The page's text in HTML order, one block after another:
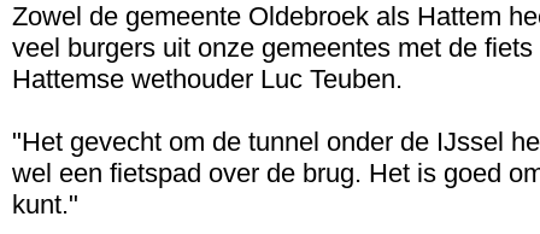
Zowel de gemeente Oldebroek als Hattem
veel burgers uit onze gemeentes met de
Hattemse wethouder Luc Teuben.
"Het gevecht om de tunnel onder de IJssel
wel een fietspad over de brug. Het is goed
kunt."